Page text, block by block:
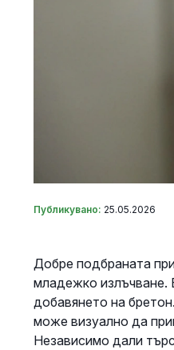
Публикувано: 25.05.2026
Добре подбраната
младежко излъчване.
добавянето на
може визуално да
Независимо дали